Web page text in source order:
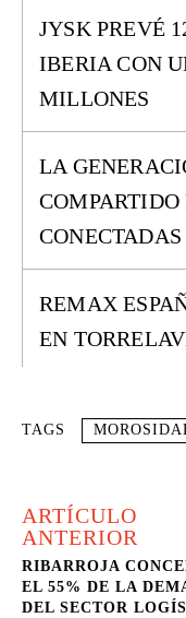
JYSK PREVÉ
IBERIA CON
MILLONES
LA
COMPARTIDO
CONECTADAS
REMAX
EN
TAGS
ARTÍCULO
ANTERIOR
RIBARROJA
EL 55% DE LA
DEL SECTOR